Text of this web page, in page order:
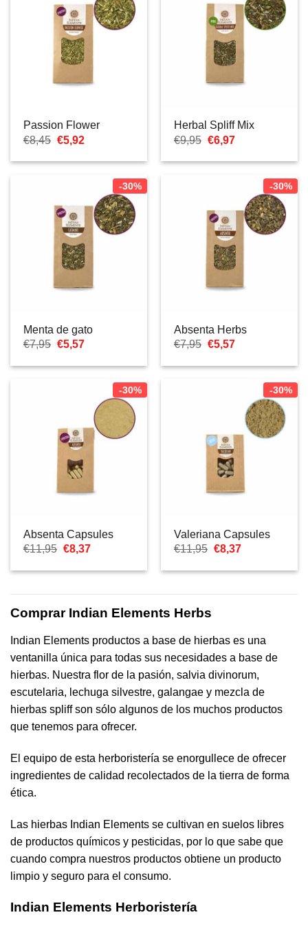
Passion Flower
€8,45 El
original
€5,92El
actual
€5,92.
Herbal Spliff Mix
€9,95 El
original
€6,97El
actual
€6,97.
-30%
Menta de gato
€7,95 El
original
€5,57El
actual
€5,57.
-30%
Absenta Herbs
€7,95 El
original
€5,57El
actual
€5,57.
-30%
Absenta Capsules
€11,95 El
original
€11,95.
€8,37El
actual
€8,37.
-30%
Valeriana Capsules
€11,95 El
original
€11,95.
€8,37El
actual
€8,37.
Comprar Indian Elements Herbs
Indian Elements productos a base de hierbas es una
ventanilla única para todas sus necesidades a base de
hierbas. Nuestra flor de la pasión, salvia divinorum,
escutelaria, lechuga silvestre, galangae y mezcla de
hierbas spliff son sólo algunos de los muchos productos
que tenemos para ofrecer.
El equipo de esta herboristería se enorgullece de ofrecer
ingredientes de calidad recolectados de la tierra de forma
ética.
Las hierbas Indian Elements se cultivan en suelos libres
de productos químicos y pesticidas, por lo que sabe que
cuando compra nuestros productos obtiene un producto
limpio y seguro para el consumo.
Indian Elements Herboristería